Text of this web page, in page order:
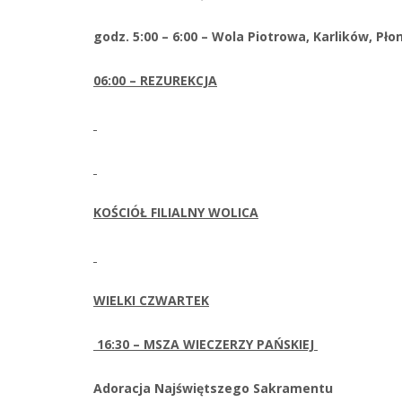
godz. 5:00 – 6:00 – Wola Piotrowa, Karlików,
06:00 – REZUREKCJA
KOŚCIÓŁ FILIALNY WOLICA
WIELKI CZWARTEK
16:30 – MSZA WIECZERZY PAŃSKIEJ
Adoracja Najświętszego Sakramentu